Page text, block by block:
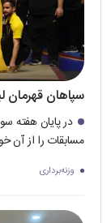
سپاهان قهرمان
در پایان هفته
مسابقات را از آن
وزنه‌برداری